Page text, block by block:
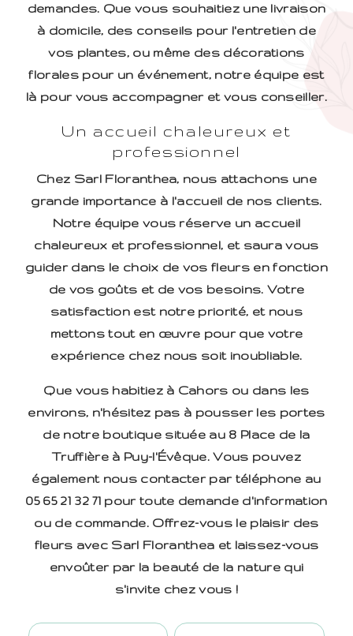
demandes. Que vous souhaitiez une livraison
à domicile, des conseils pour l'entretien de
vos plantes, ou même des décorations
florales pour un événement, notre équipe est
là pour vous accompagner et vous conseiller.
Un accueil chaleureux et
professionnel
Chez Sarl Floranthea, nous attachons une
grande importance à l'accueil de nos clients.
Notre équipe vous réserve un accueil
chaleureux et professionnel, et saura vous
guider dans le choix de vos fleurs en fonction
de vos goûts et de vos besoins. Votre
satisfaction est notre priorité, et nous
mettons tout en œuvre pour que votre
expérience chez nous soit inoubliable.
Que vous habitiez à Cahors ou dans les
environs, n'hésitez pas à pousser les portes
de notre boutique située au 8 Place de la
Truffière à Puy-l'Évêque. Vous pouvez
également nous contacter par téléphone au
05 65 21 32 71 pour toute demande d'information
ou de commande. Offrez-vous le plaisir des
fleurs avec Sarl Floranthea et laissez-vous
envoûter par la beauté de la nature qui
s'invite chez vous !